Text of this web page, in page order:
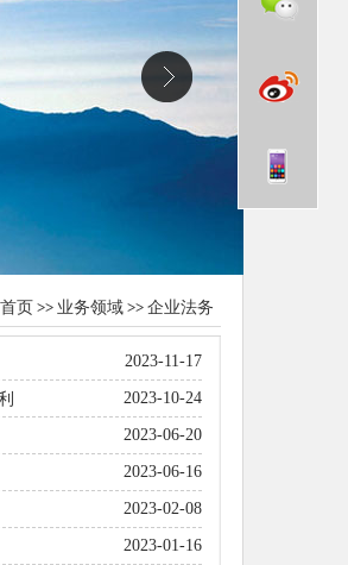
首页 >> 业务领域 >> 企业法务
2023-11-17
2023-10-24
2023-06-20
2023-06-16
2023-02-08
2023-01-16